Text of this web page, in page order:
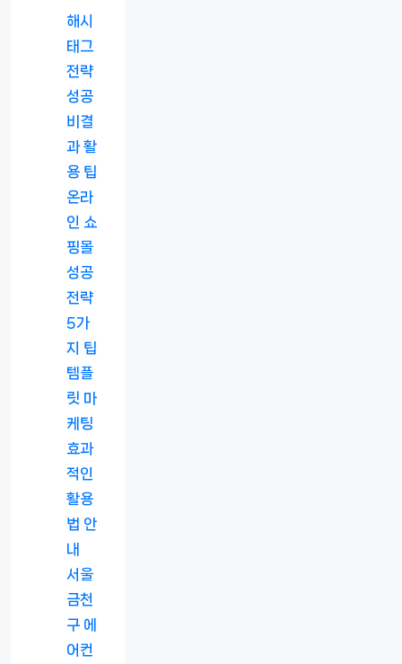
해시
태그
전략
성공
비결
과 활
용 팁
온라
인 쇼
핑몰
성공
전략
5가
지 팁
템플
릿 마
케팅
효과
적인
활용
법 안
내
서울
금천
구 에
어컨